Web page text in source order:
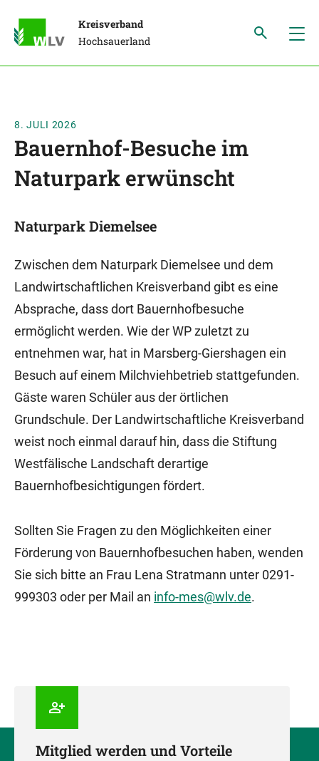
Kreisverband
Hochsauerland
8. JULI 2026
Bauernhof-Besuche im
Naturpark erwünscht
Naturpark Diemelsee
Zwischen dem Naturpark Diemelsee und dem
Landwirtschaftlichen Kreisverband gibt es eine
Absprache, dass dort Bauernhofbesuche
ermöglicht werden. Wie der WP zuletzt zu
entnehmen war, hat in Marsberg-Giershagen ein
Besuch auf einem Milchviehbetrieb stattgefunden.
Gäste waren Schüler aus der örtlichen
Grundschule. Der Landwirtschaftliche Kreisverband
weist noch einmal darauf hin, dass die Stiftung
Westfälische Landschaft derartige
Bauernhofbesichtigungen fördert.
Sollten Sie Fragen zu den Möglichkeiten einer
Förderung von Bauernhofbesuchen haben, wenden
Sie sich bitte an Frau Lena Stratmann unter 0291-
999303 oder per Mail an info-mes@wlv.de.
Mitglied werden und Vorteile